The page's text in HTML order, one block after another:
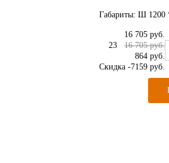
Габариты: Ш 1200
16 705 руб.
16 705 руб.
23
864 руб.
Скидка -7159 руб.